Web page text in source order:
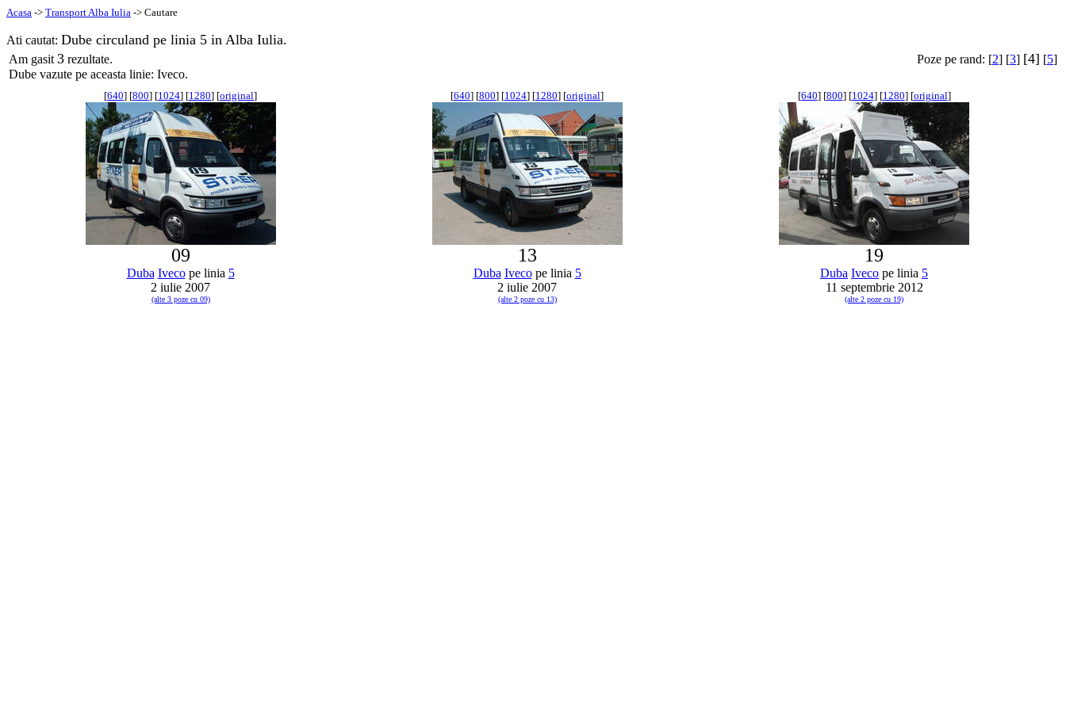
Acasa -> Transport Alba Iulia -> Cautare
Ati cautat: Dube circuland pe linia 5 in Alba Iulia.
Am gasit 3 rezultate.
Dube vazute pe aceasta linie: Iveco.
Poze pe rand: [2] [3] [4] [5]
[640] [800] [1024] [1280] [original]
09
Duba Ivecope linia 5
2 iulie 2007
(alte 3 poze cu 09)
[640] [800] [1024] [1280] [original]
13
Duba Ivecope linia 5
2 iulie 2007
(alte 2 poze cu 13)
[640] [800] [1024] [1280] [original]
19
Duba Iveco pe linia 5
11 septembrie 2012
(alte 2 poze cu 19)